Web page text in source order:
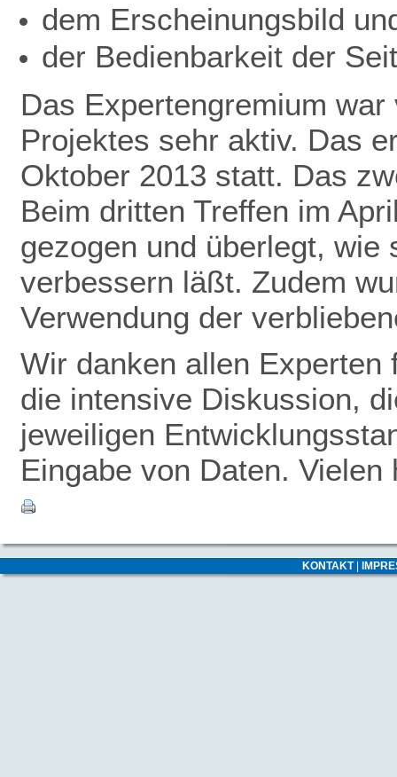
dem Erscheinungsbild
der Bedienbarkeit der
Das Expertengremium
Projektes sehr aktiv. Das
Oktober 2013 statt. Das
Beim dritten Treffen im
gezogen und überlegt, wie
verbessern läßt. Zudem
Verwendung der
Wir danken allen
die intensive Diskussion,
jeweiligen
Eingabe von Daten.
KONTAKT|